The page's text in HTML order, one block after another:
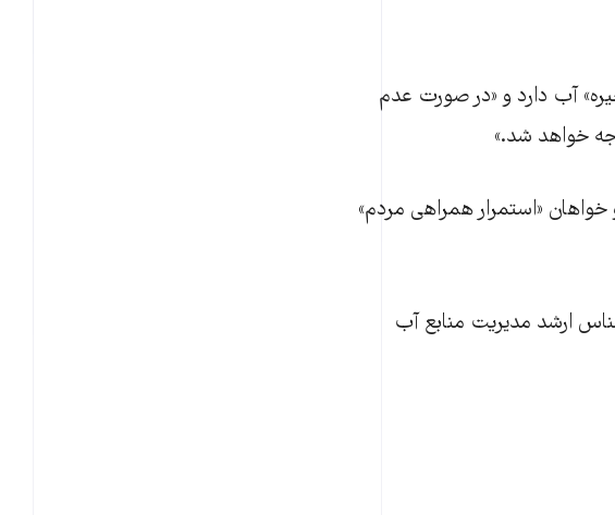
آب دارد و «در صورت عدم
خواهد شد.»
«استمرار همراهی مردم»
ارشد مدیریت منابع آب